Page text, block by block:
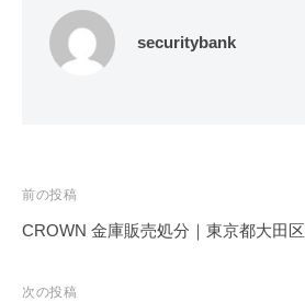
securitybank
投
稿
ビ
前の投稿
CROWN 金庫販売処分｜東京都大田区
次の投稿